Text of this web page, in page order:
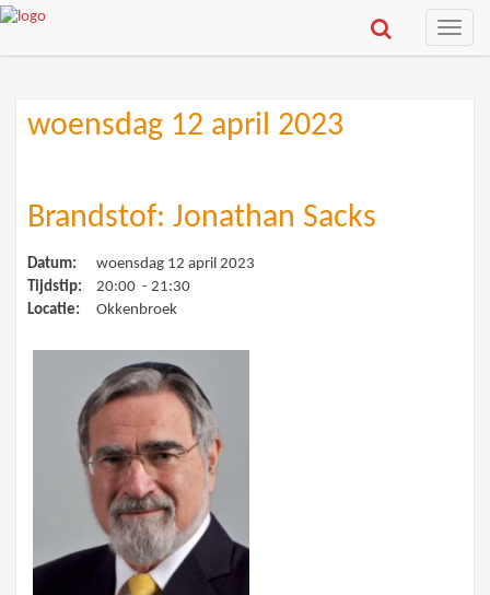
Toggle
woensdag 12 april 2023
Brandstof: Jonathan Sacks
Datum:
woensdag 12 april 2023
Tijdstip:
20:00 - 21:30
Locatie:
Okkenbroek